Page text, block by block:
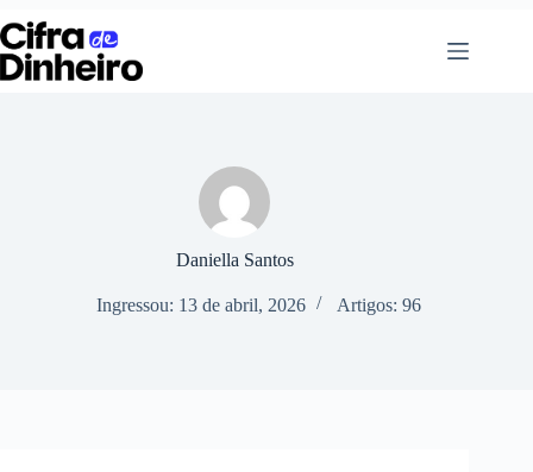
Pular
para
o
conteúdo
Daniella Santos
Ingressou: 13 de abril, 2026 Artigos: 96